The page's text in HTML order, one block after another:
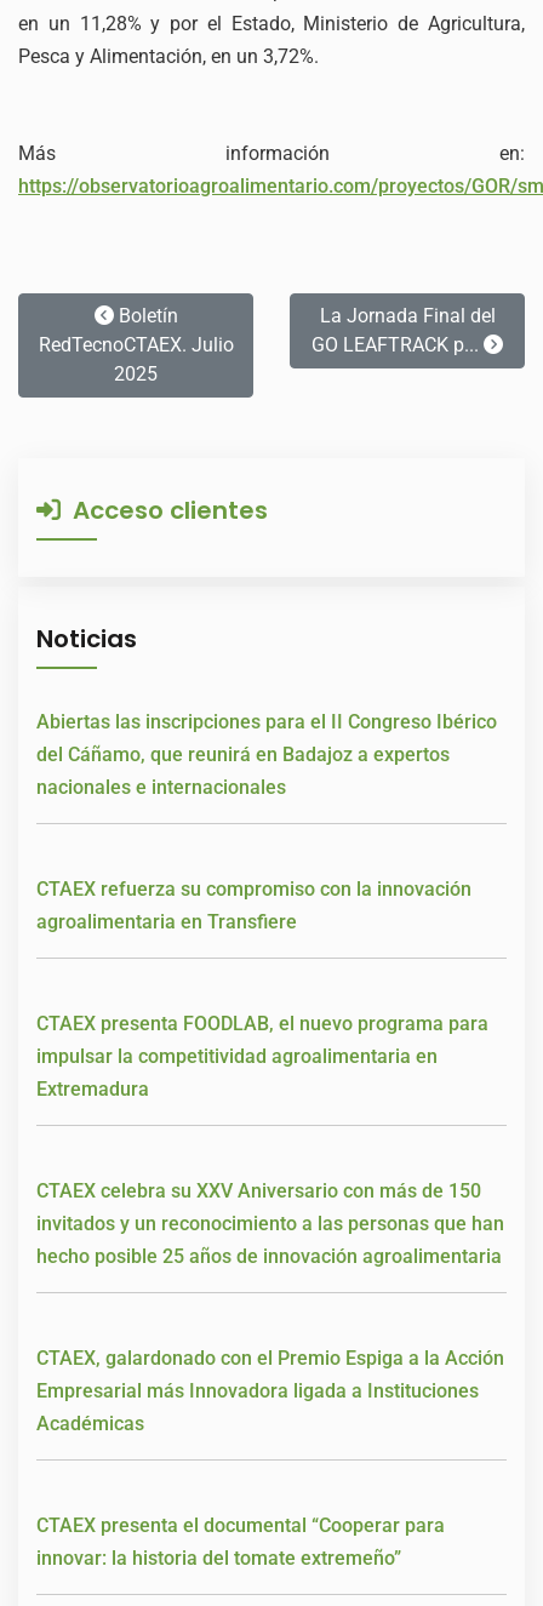
en un 11,28% y por el Estado, Ministerio de Agricultura,
Pesca y Alimentación, en un 3,72%.
Más información en:
https://observatorioagroalimentario.com/proyectos/GOR/
Boletín
RedTecnoCTAEX. Julio
2025
La Jornada Final del
GO LEAFTRACK p...
Acceso clientes
Noticias
Abiertas las inscripciones para el II Congreso Ibérico
del Cáñamo, que reunirá en Badajoz a expertos
nacionales e internacionales
CTAEX refuerza su compromiso con la innovación
agroalimentaria en Transfiere
CTAEX presenta FOODLAB, el nuevo programa para
impulsar la competitividad agroalimentaria en
Extremadura
CTAEX celebra su XXV Aniversario con más de 150
invitados y un reconocimiento a las personas que han
hecho posible 25 años de innovación agroalimentaria
CTAEX, galardonado con el Premio Espiga a la Acción
Empresarial más Innovadora ligada a Instituciones
Académicas
CTAEX presenta el documental “Cooperar para
innovar: la historia del tomate extremeño”